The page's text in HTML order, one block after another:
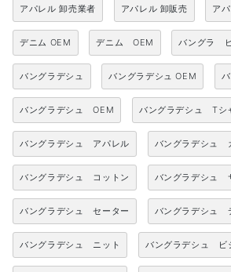
アパレル 卸売業者 アパレル 卸販売 ア
デニム OEM デニム OEM バングラ
バングラデシュ バングラデシュ OEM
バングラデシュ OEM バングラデシュ Tシ
バングラデシュ アパレル バングラデシュ
バングラデシュ コットン バングラデシュ
バングラデシュ セーター バングラデシュ
バングラデシュ ニット バングラデシュ ビ